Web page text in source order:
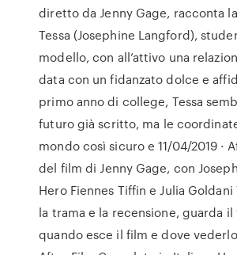
diretto da Jenny Gage, racconta
Tessa (Josephine Langford),
modello, con all’attivo una
data con un fidanzato dolce e
primo anno di college, Tessa
futuro già scritto, ma le
mondo così sicuro e 11/04/2019 ·
del film di Jenny Gage, con
Hero Fiennes Tiffin e Julia
la trama e la recensione, guarda
quando esce il film e dove vederlo